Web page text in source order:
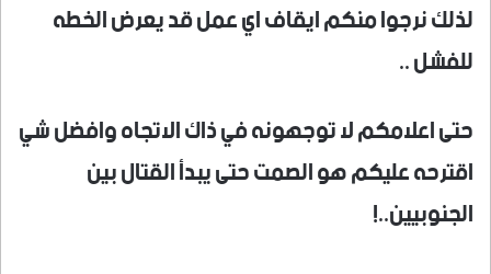
لذلك نرجوا منكم ايقاف اي عمل قد يعرض الخطه
للفشل ..
حتى اعلامكم لا توجهونه في ذاك الاتجاه وافضل شي
اقترحه عليكم هو الصمت حتى يبدأ القتال بين
الجنوبيين..!